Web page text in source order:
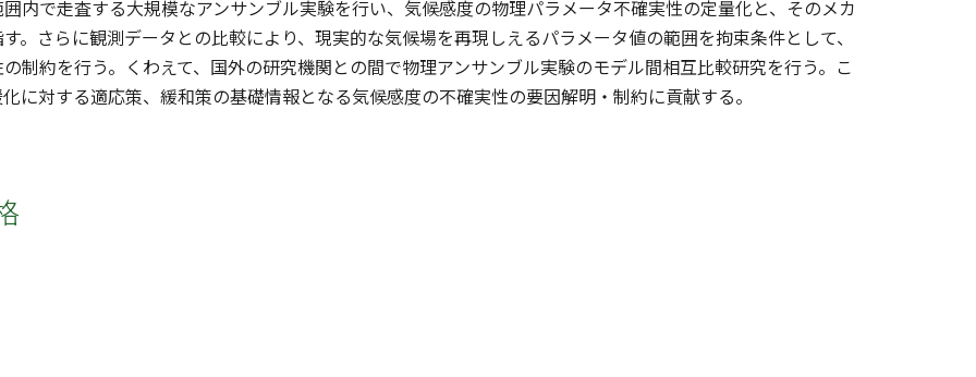
内で走査する大規模なアンサンブル実験を行い、気候感度の物理パラメータ不確実性の定量化と、そのメカ
。さらに観測データとの比較により、現実的な気候場を再現しえるパラメータ値の範囲を拘束条件として、
制約を行う。くわえて、国外の研究機関との間で物理アンサンブル実験のモデル間相互比較研究を行う。こ
に対する適応策、緩和策の基礎情報となる気候感度の不確実性の要因解明・制約に貢献する。